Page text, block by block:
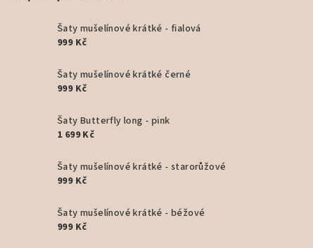
Šaty mušelínové krátké - fialová
999 Kč
Šaty mušelínové krátké černé
999 Kč
Šaty Butterfly long - pink
1 699 Kč
Šaty mušelínové krátké - starorůžové
999 Kč
Šaty mušelínové krátké - béžové
999 Kč